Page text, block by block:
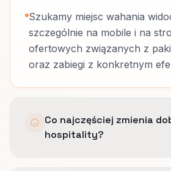
Szukamy miejsc wahania
szczególnie na mobile i na
ofertowych związanych z
oraz zabiegi z konkretnym
Co najczęściej zmienia
hospitality?